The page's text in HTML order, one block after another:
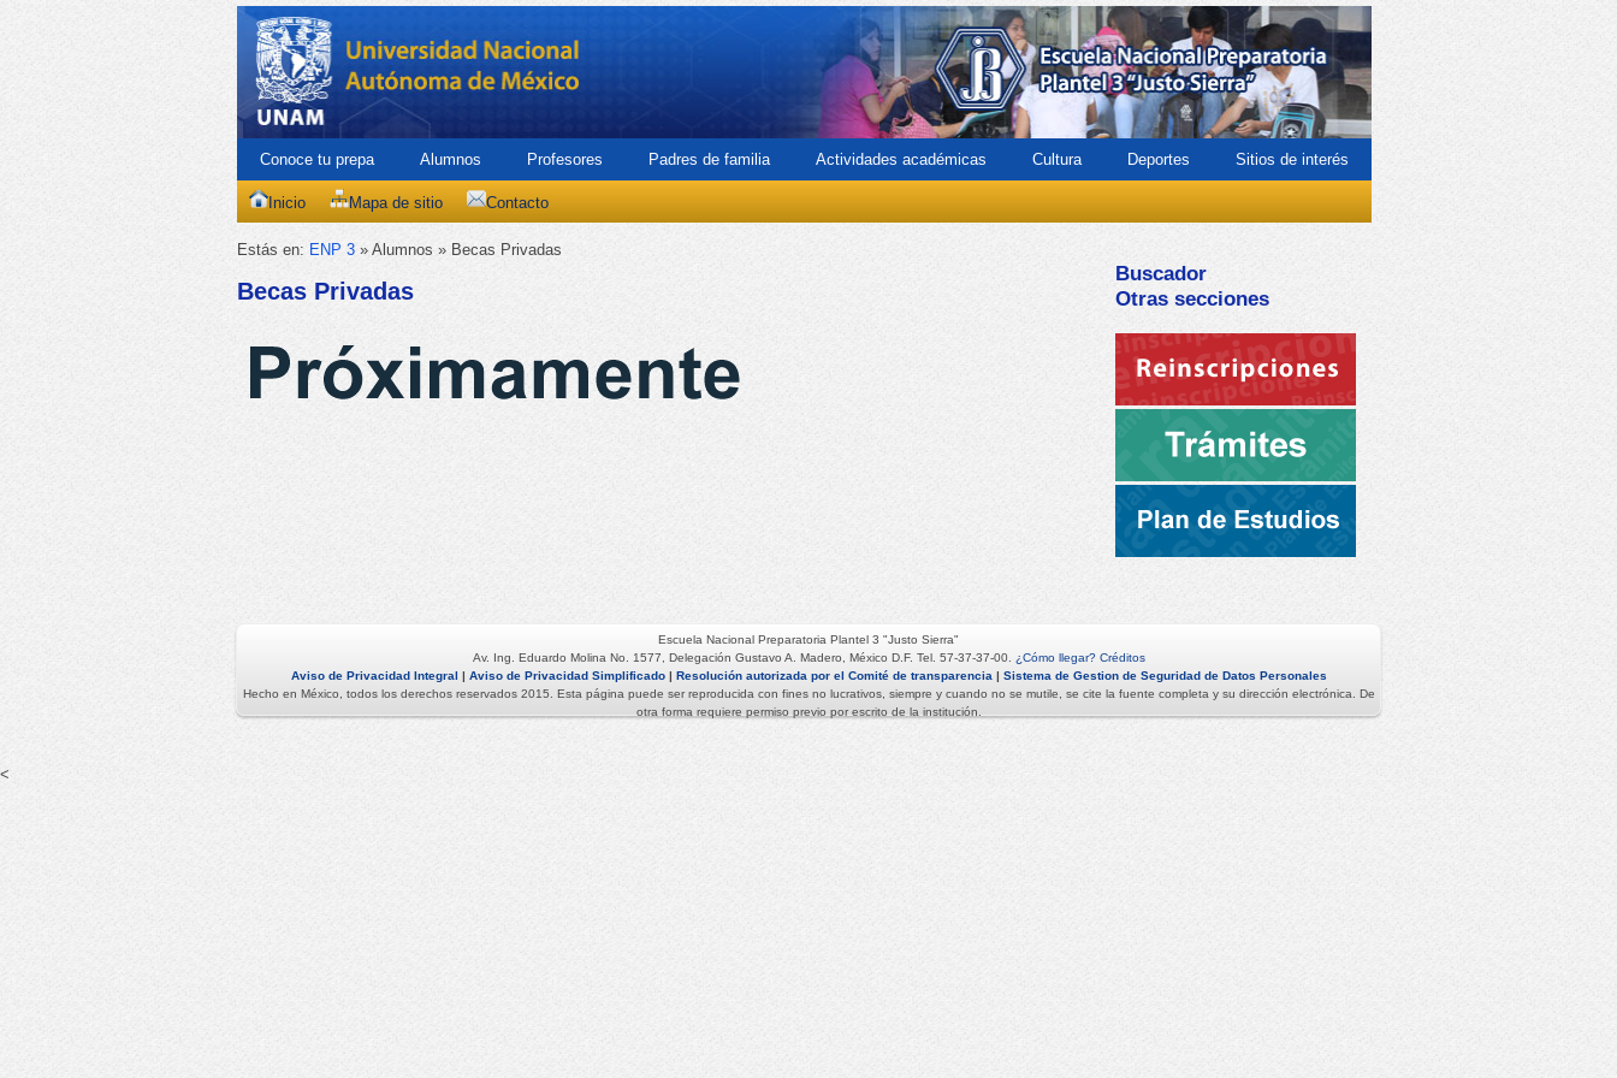
Conoce tu prepa Alumnos Profesores Padres de familia Actividades académicas Cultura Deportes Sitios de interés
Inicio Mapa de sitio Contacto
Estás en: ENP 3 » Alumnos » Becas Privadas
Becas Privadas
Buscador
Otras secciones
Escuela Nacional Preparatoria Plantel 3 "Justo Sierra"
Av. Ing. Eduardo Molina No. 1577, Delegación Gustavo A. Madero, México D.F. Tel. 57-37-37-00.
¿Cómo llegar? Créditos
Aviso de Privacidad Integral | Aviso de Privacidad Simplificado| Resolución autorizada por el Comité de transparencia | Sistema de Gestion de Seguridad de Datos Personales
Hecho en México, todos los derechos reservados 2015. Esta página puede ser reproducida con fines no lucrativos, siempre y cuando no se mutile, se cite la fuente completa y su dirección electrónica. De
otra forma requiere permiso previo por escrito de la institución.
<